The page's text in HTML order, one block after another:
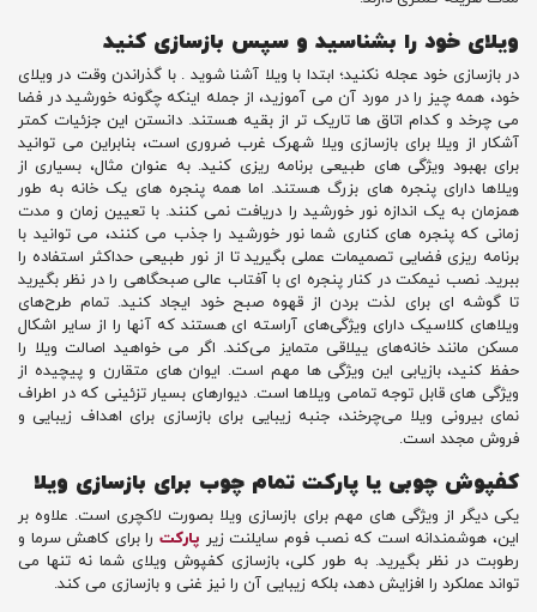
ویلای خود را بشناسید و سپس بازسازی کنید
در بازسازی خود عجله نکنید؛ ابتدا با ویلا آشنا شوید . با گذراندن وقت در ویلای
خود، همه چیز را در مورد آن می آموزید، از جمله اینکه چگونه خورشید در فضا
می چرخد ​​و کدام اتاق ها تاریک تر از بقیه هستند. دانستن این جزئیات کمتر
آشکار از ویلا برای بازسازی ویلا شهرک غرب ضروری است، بنابراین می توانید
برای بهبود ویژگی های طبیعی برنامه ریزی کنید. به عنوان مثال، بسیاری از
ویلاها دارای پنجره های بزرگ هستند. اما همه پنجره های یک خانه به طور
همزمان به یک اندازه نور خورشید را دریافت نمی کنند. با تعیین زمان و مدت
زمانی که پنجره های کناری شما نور خورشید را جذب می کنند، می توانید با
برنامه ریزی فضایی تصمیمات عملی بگیرید تا از نور طبیعی حداکثر استفاده را
ببرید. نصب نیمکت در کنار پنجره ای با آفتاب عالی صبحگاهی را در نظر بگیرید
تا گوشه ای برای لذت بردن از قهوه صبح خود ایجاد کنید. تمام طرح‌های
ویلاهای کلاسیک دارای ویژگی‌های آراسته ‌ای هستند که آنها را از سایر اشکال
مسکن مانند خانه‌های ییلاقی متمایز می‌کند. اگر می خواهید اصالت ویلا را
حفظ کنید، بازیابی این ویژگی ها مهم است. ایوان های متقارن و پیچیده از
ویژگی های قابل توجه تمامی ویلاها است. دیوارهای بسیار تزئینی که در اطراف
نمای بیرونی ویلا می‌چرخند، جنبه زیبایی برای بازسازی برای اهداف زیبایی و
فروش مجدد است.
کفپوش چوبی یا پارکت تمام چوب برای بازسازی ویلا
یکی دیگر از ویژگی های مهم برای بازسازی ویلا بصورت لاکچری است. علاوه بر
این، هوشمندانه است که نصب فوم سایلنت زیر پارکترا برای کاهش سرما و
رطوبت در نظر بگیرید. به طور کلی، بازسازی کفپوش ویلای شما نه تنها می
تواند عملکرد را افزایش دهد، بلکه زیبایی آن را نیز غنی و بازسازی می کند.